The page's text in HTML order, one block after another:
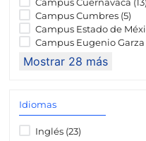
Campus Cumbres (5)
Campus Estado de
Campus Eugenio
Mostrar 28 más
Idiomas
Inglés (23)